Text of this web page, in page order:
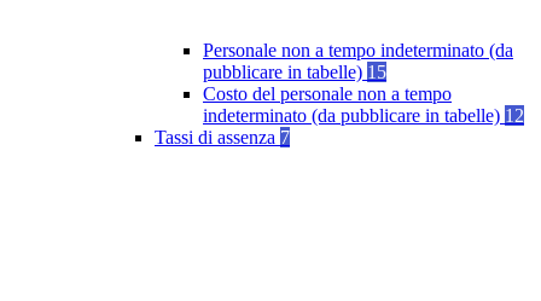
Personale non a tempo indeterminato (da
pubblicare in tabelle) 15
Costo del personale non a tempo
indeterminato (da pubblicare in tabelle) 12
Tassi di assenza 7